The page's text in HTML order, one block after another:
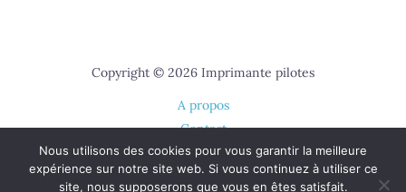
Copyright © 2026 Imprimante pilotes
A propos
Contact
Plan du site
Mentions légales
Nous utilisons des cookies pour vous garantir la meilleure
expérience sur notre site web. Si vous continuez à utiliser ce
site, nous supposerons que vous en êtes satisfait.